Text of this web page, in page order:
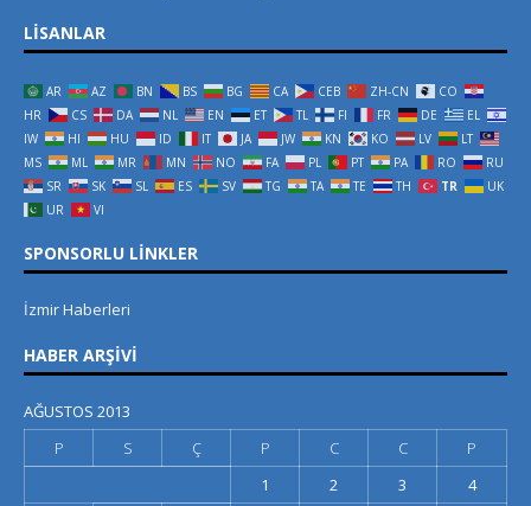
LISANLAR
AR AZ BN BS BG CA CEB ZH-CN
CO
HR
CS DA NL EN ET TL FI FR DE
EL
IW
HI HU ID IT JA JW KN KO LV
LT
MS
ML MR MN NO FA PL PT PA RO
RU
SR
SK SL ES SV TG TA TE TH TR
UK
UR
VI
SPONSORLU LINKLER
İzmir Haberleri
HABER ARŞIVI
AĞUSTOS 2013
P
S Ç P C C
P
1
2 3 4